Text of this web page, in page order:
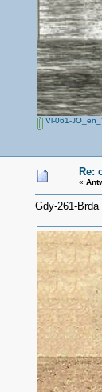
Vl-061-
Re:
«
Gdy-261-Brda